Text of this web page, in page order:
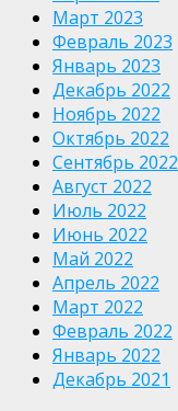
Март 2023
Февраль 2023
Январь 2023
Декабрь 2022
Ноябрь 2022
Октябрь 2022
Сентябрь 2022
Август 2022
Июль 2022
Июнь 2022
Май 2022
Апрель 2022
Март 2022
Февраль 2022
Январь 2022
Декабрь 2021